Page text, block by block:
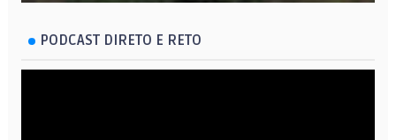
PODCAST DIRETO E RETO